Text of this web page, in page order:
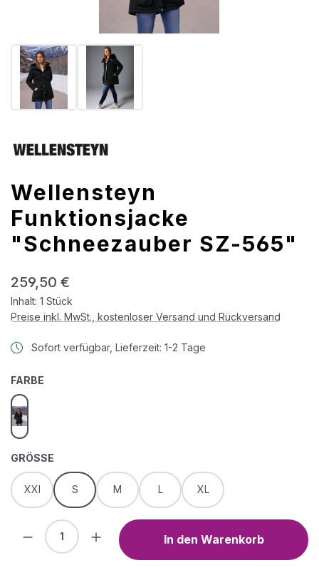
Wellensteyn
Funktionsjacke
"Schneezauber SZ-565"
Regulärer Preis:
259,50 €
Inhalt: 1 Stück
Preise inkl. MwSt., kostenloser Versand und Rückversand
Sofort verfügbar, Lieferzeit: 1-2 Tage
FARBE
SW
GRÖSSE
XXl S M L XL
Produkt Anzahl: Gib den gewünschten
In den Warenkorb